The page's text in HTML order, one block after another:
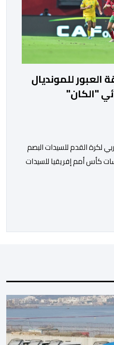
العبور للمونديال
"الكان"
لكرة القدم للسيدات البصم
كأس أمم إفريقيا للسيدات